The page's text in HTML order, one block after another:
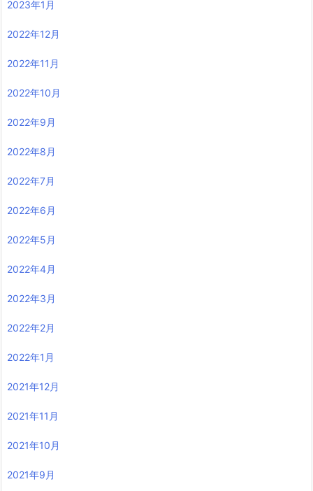
2023年1月
2022年12月
2022年11月
2022年10月
2022年9月
2022年8月
2022年7月
2022年6月
2022年5月
2022年4月
2022年3月
2022年2月
2022年1月
2021年12月
2021年11月
2021年10月
2021年9月